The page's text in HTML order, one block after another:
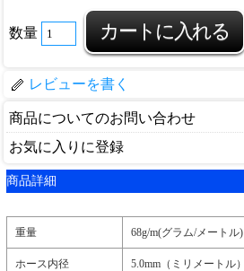
数量
レビューを書く
商品についてのお問い合わせ
お気に入りに登録
商品詳細
重量 68g/m(グラム/メートル)
ホース内径 5.0mm（ミリメートル）